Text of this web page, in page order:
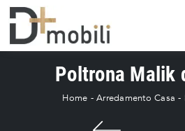
Poltrona Malik
Home - Arredamento Casa -